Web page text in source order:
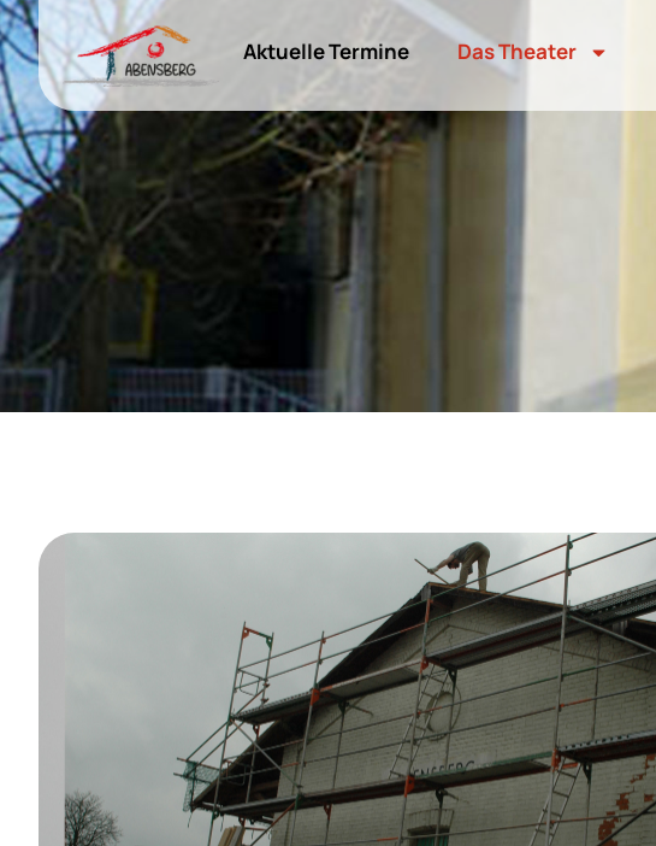
Aktuelle Termine Das Theater